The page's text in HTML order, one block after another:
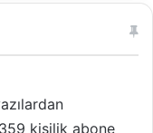
kişilik abone